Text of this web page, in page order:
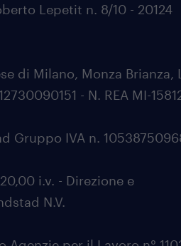
Lepetit n. 8/10 - 20124
di Milano, Monza Brianza,
- N. REA MI-
Gruppo IVA n.
i.v. - Direzione e
N.V.